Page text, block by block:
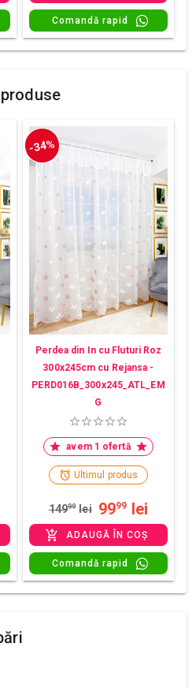
Comandă rapid
-34%
Perdea din In cu Fluturi Roz
300x245cm cu Rejansa -
PERD016B_300x245_ATL_EM
G
avem 1 ofertă
Ultimul produs
14999 lei 9999 lei
ADAUGĂ ÎN COȘ
Comandă rapid